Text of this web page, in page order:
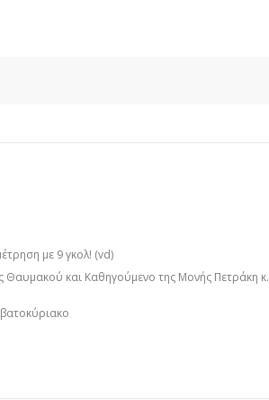
με 9 γκολ! (vd)
και Καθηγούμενο της Μονής Πετράκη κ.